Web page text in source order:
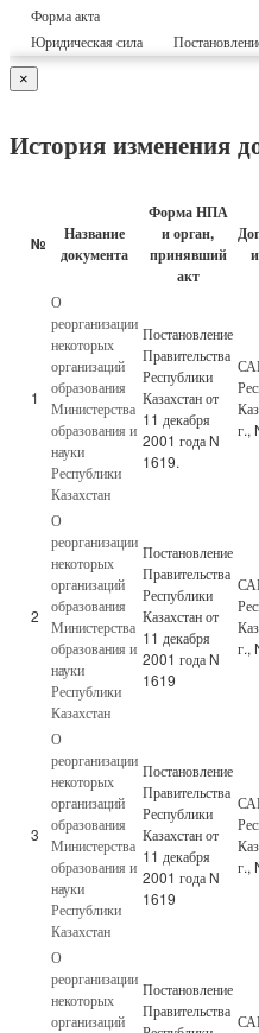
Форма акта
Юридическая сила
×
История изменения
№
Название
документа
Форма НПА
и орган,
принявший
акт
1
О
реорганизации
некоторых
организаций
образования
Министерства
образования и
науки
Республики
Казахстан
Постановление
Правительства
Республики
Казахстан от
11 декабря
2001 года N
1619.
г.,
2
О
реорганизации
некоторых
организаций
образования
Министерства
образования и
науки
Республики
Казахстан
Постановление
Правительства
Республики
Казахстан от
11 декабря
2001 года N
1619
г.,
3
О
реорганизации
некоторых
организаций
образования
Министерства
образования и
науки
Республики
Казахстан
Постановление
Правительства
Республики
Казахстан от
11 декабря
2001 года N
1619
г.,
О
реорганизации
некоторых
организаций
Постановление
Правительства